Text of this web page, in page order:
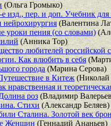
(Ольга Громыко)
изд., пер. и доп. Учебник для
нейрохирургия (Валентина
уроки пения (со словами)
(Анника Тор)
любителей российской
Как влюбить в себя
города (Марина Серова)
в Китеж
нравственная и
роз (Владимир
Стихи (Александр Беляев)
Сталина. Золотой век
Женщин(Геннадий Ананьев)